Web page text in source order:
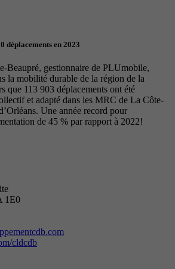
déplacements en 2023
Beaupré, gestionnaire de PLUmobile,
la mobilité durable de la région de la
que 113 903 déplacements ont été
et adapté dans les MRC de La Côte-
Une année record pour
de 45 % par rapport à 2022!
1E0
cldcdb